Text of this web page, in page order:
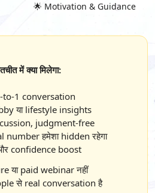
🌟 Motivation & Guidance
में क्या मिलेगा:
to-1 conversation
या lifestyle insights
judgment-free
number हमेशा hidden रहेगा
confidence boost
या paid webinar नहीं
से real conversation है